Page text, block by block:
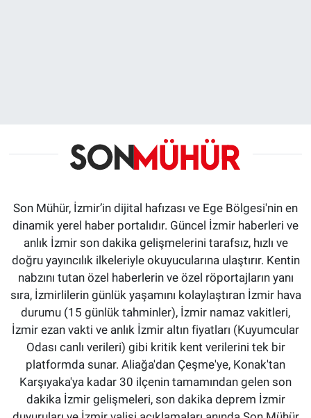
Son Mühür, İzmir’in dijital hafızası ve Ege Bölgesi'nin en
dinamik yerel haber portalıdır. Güncel İzmir haberleri ve
anlık İzmir son dakika gelişmelerini tarafsız, hızlı ve
doğru yayıncılık ilkeleriyle okuyucularına ulaştırır. Kentin
nabzını tutan özel haberlerin ve özel röportajların yanı
sıra, İzmirlilerin günlük yaşamını kolaylaştıran İzmir hava
durumu (15 günlük tahminler), İzmir namaz vakitleri,
İzmir ezan vakti ve anlık İzmir altın fiyatları (Kuyumcular
Odası canlı verileri) gibi kritik kent verilerini tek bir
platformda sunar. Aliağa'dan Çeşme'ye, Konak'tan
Karşıyaka'ya kadar 30 ilçenin tamamından gelen son
dakika İzmir gelişmeleri, son dakika deprem İzmir